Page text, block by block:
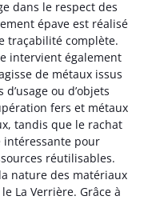
dans le respect des
épave est réalisé
traçabilité complète.
intervient également
de métaux issus
ou d’objets
fers et métaux
tandis que le rachat
pour
réutilisables.
nature des matériaux
La Verrière. Grâce à